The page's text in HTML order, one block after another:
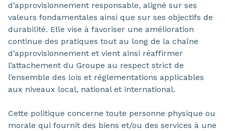
d’approvisionnement responsable, aligné sur ses
valeurs fondamentales ainsi que sur ses objectifs de
durabilité. Elle vise à favoriser une amélioration
continue des pratiques tout au long de la chaîne
d’approvisionnement et vient ainsi réaffirmer
l’attachement du Groupe au respect strict de
l’ensemble des lois et réglementations applicables
aux niveaux local, national et international.
Cette politique concerne toute personne physique ou
morale qui fournit des biens et/ou des services à une